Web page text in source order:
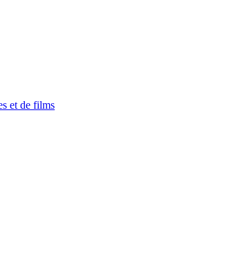
et de films